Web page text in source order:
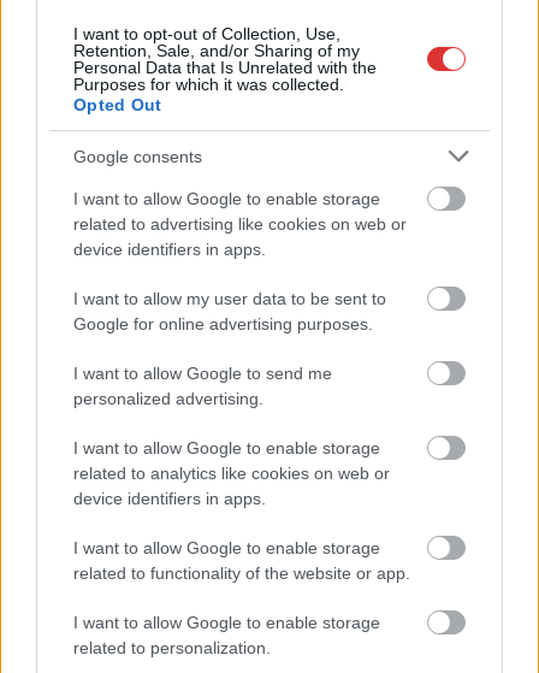
I want to opt-out of Collection, Use,
Retention, Sale, and/or Sharing of my
Personal Data that Is Unrelated with the
Purposes for which it was collected.
Opted Out
Google consents
I want to allow Google to enable storage
related to advertising like cookies on web or
device identifiers in apps.
I want to allow my user data to be sent to
Google for online advertising purposes.
I want to allow Google to send me
personalized advertising.
I want to allow Google to enable storage
related to analytics like cookies on web or
device identifiers in apps.
I want to allow Google to enable storage
related to functionality of the website or app.
I want to allow Google to enable storage
related to personalization.
Villánykövesden, a Villányi út mentén szintén az útra kidőlt fák
akadályozzák a továbbhaladást.…
TOVÁBB OLVASOM
Narancs méretű jéggel kísért zivatar pusztított
2022.08.31. Kiss Lajos
Egyre inkább el kell
fogadnunk az ilyen
kilengéseket
Európában. Ezúttal
régióját kapta el egy
durva jégeső, sajnos
halálos áldozatot is szedett. Pusztító jégesővel kísért zivatar
csapott le kedden a Spanyolország északkeleti részén fekvő
Girona-i régióban, ahol mintegy 10 percen át hullottak a